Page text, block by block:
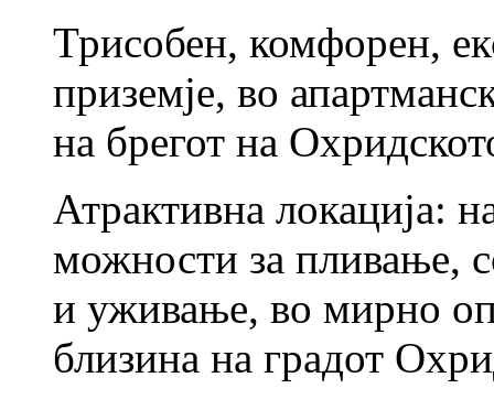
Трисобен, комфорен,
приземје, во
на брегот на
Атрактивна локација:
можности за пливање,
и уживање, во мирно
близина на градот